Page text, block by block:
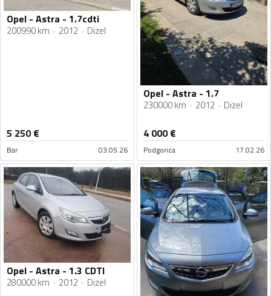
Opel - Astra - 1.7cdti
200990 km 2012 Dizel
5 250€
Bar 03.05.26
Opel - Astra - 1.7
230000 km 2012 Dizel
4 000€
Podgorica 17.02.26
Opel - Astra - 1.3 CDTI
280000 km 2012 Dizel